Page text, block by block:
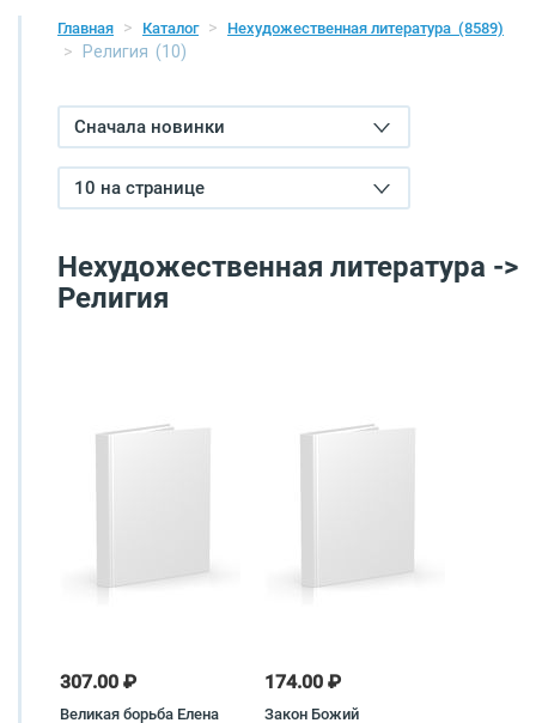
Главная Каталог Нехудожественная литература (8589)
Религия (10)
Сначала новинки
10 на странице
Нехудожественная литература ->
Религия
307.00 ₽
Великая борьба Елена
174.00 ₽
Закон Божий